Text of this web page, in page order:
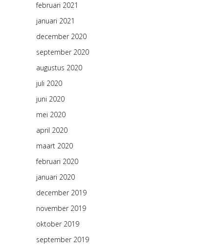
februari 2021
januari 2021
december 2020
september 2020
augustus 2020
juli 2020
juni 2020
mei 2020
april 2020
maart 2020
februari 2020
januari 2020
december 2019
november 2019
oktober 2019
september 2019